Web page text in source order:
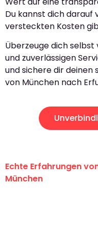
Du kannst dich darauf
versteckten Kosten
Überzeuge dich
und zuverlässigen
und sichere dir
von München nach
Echte Erfahrungen
München